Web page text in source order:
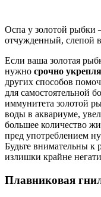
Оспа у золотой рыбки
отчужденный, слепой
Если ваша золотая
нужно срочно
других способов
для самостоятельной
иммунитета золотой
воды в аквариуме,
большее количество
пред употреблением
Будьте внимательны к
излишки крайне
Плавниковая